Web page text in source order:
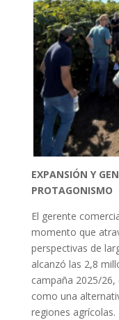
EXPANSIÓN Y
PROTAGONISMO
El gerente
momento que
perspectivas de
alcanzó las 2,8
campaña 2025/
como una
regiones agrícolas.